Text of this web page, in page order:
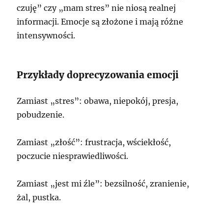
czuję” czy „mam stres” nie niosą realnej
informacji. Emocje są złożone i mają różne
intensywności.
Przykłady doprecyzowania emocji
Zamiast „stres”: obawa, niepokój, presja,
pobudzenie.
Zamiast „złość”: frustracja, wściekłość,
poczucie niesprawiedliwości.
Zamiast „jest mi źle”: bezsilność, zranienie,
żal, pustka.